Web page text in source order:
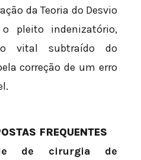
da Teoria do Desvio
pleito indenizatório,
vital subtraído do
correção de um erro
FREQUENTES
de cirurgia de